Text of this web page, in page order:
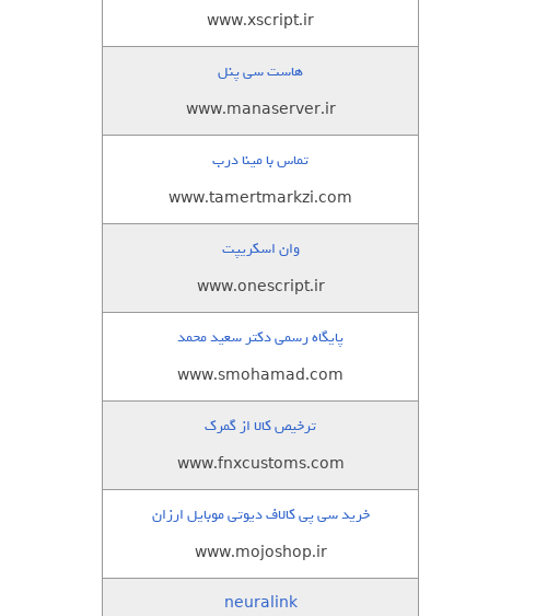
www.xscript.ir
هاست سی پنل
www.manaserver.ir
تماس با مینا درب
www.tamertmarkzi.com
وان اسکریپت
www.onescript.ir
پایگاه رسمی دکتر سعید محمد
www.smohamad.com
ترخیص کالا از گمرک
www.fnxcustoms.com
خرید سی پی کالاف دیوتی موبایل ارزان
www.mojoshop.ir
neuralink